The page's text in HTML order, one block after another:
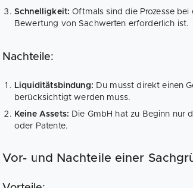
Schnelligkeit:Oftmals sind die Prozesse
Bewertung von Sachwerten erforderlich ist.
Nachteile:
Liquiditätsbindung: Du musst direkt einen
berücksichtigt werden muss.
Keine Assets: Die GmbH hat zu Beginn nur
oder Patente.
Vor- und Nachteile einer